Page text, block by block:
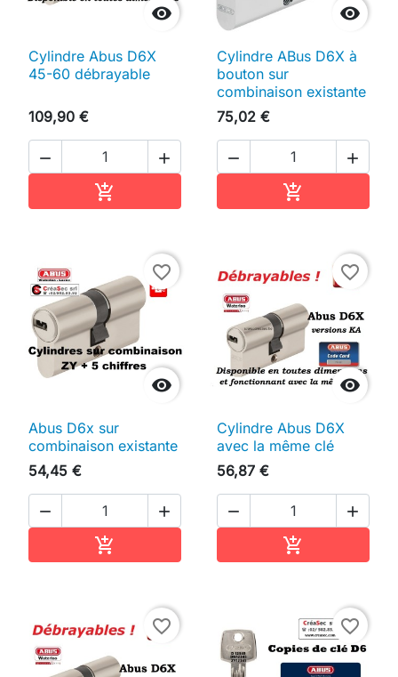

Cylindre Abus D6X
45-60 débrayable
109,90 €
 


Cylindre ABus D6X à
bouton sur
combinaison existante
75,02 €
 


favorite_border
Abus D6x sur
combinaison existante
54,45 €
 


favorite_border
Cylindre Abus D6X
avec la même clé
56,87 €
 

favorite_border favorite_border